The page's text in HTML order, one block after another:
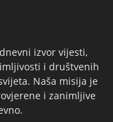
izvor vijesti,
i društvenih
Naša misija je
i zanimljive